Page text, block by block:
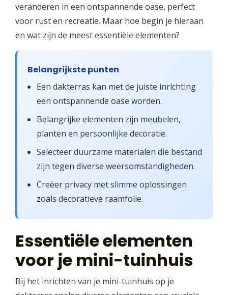
veranderen in een ontspannende oase, perfect
voor rust en recreatie. Maar hoe begin je hieraan
en wat zijn de meest essentiële elementen?
Belangrijkste punten
Een dakterras kan met de juiste inrichting
een ontspannende oase worden.
Belangrijke elementen zijn meubelen,
planten en persoonlijke decoratie.
Selecteer duurzame materialen die bestand
zijn tegen diverse weersomstandigheden.
Creëer privacy met slimme oplossingen
zoals decoratieve raamfolie.
Essentiële elementen
voor je mini-tuinhuis
Bij het inrichten van je mini-tuinhuis op je